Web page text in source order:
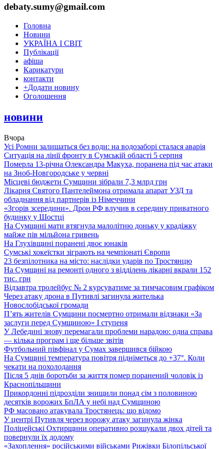
debaty.sumy@gmail.com
Головна
Новини
УКРАЇНА І СВІТ
Публікації
афіша
Карикатури
контакти
+Додати новину
Оголошення
новини
Вчора
Усі Ромни залишаться без води: на водозаборі сталася аварія
Ситуація на лінії фронту в Сумській області 5 серпня
Померла 13-річна Олександра Макуха, поранена під час атаки
на Зноб-Новгородське у червні
Місцеві бюджети Сумщини зібрали 7,3 млрд грн
Лікарня Святого Пантелеймона отримала апарат УЗД та
обладнання від партнерів із Німеччини
«Згорів зсередини». Дрон РФ влучив в середину приватного
будинку у Шостці
На Сумщині мати втягнула малолітню доньку у крадіжку
майже пів мільйона гривень
На Глухівщині поранені двоє юнаків
Сумські хокеїстки зіграють на чемпіонаті Європи
23 безпілотника на місто: наслідки ударів по Тростянцю
На Сумщині на ремонті одного з відділень лікарні вкрали 152
тис. грн
Відзавтра тролейбус № 2 курсуватиме за тимчасовим графіком
Через атаку дрона в Путивлі загинула жителька
Новослобідської громади
П’ять жителів Сумщини посмертно отримали відзнаки «За
заслуги перед Сумщиною» І ступеня
У Лебедині знову перемагали проблеми нарадою: одна справа
— кілька програм і ще більше звітів
Футбольний півфінал у Сумах завершився бійкою
На Сумщині температура повітря підніметься до +37°. Коли
чекати на похолодання
Після 5 днів боротьби за життя помер поранений чоловік із
Краснопільщини
Прикордонні підрозділи знищили понад сім з половиною
десятків ворожих БпЛА у небі над Сумщиною
РФ масовано атакувала Тростянець: що відомо
У центрі Путивля через ворожу атаку загинула жінка
Поліцейські Охтирщини оперативно розшукали двох дітей та
повернули їх додому
«Захоплення» російськими військами Рижівки Білопільської